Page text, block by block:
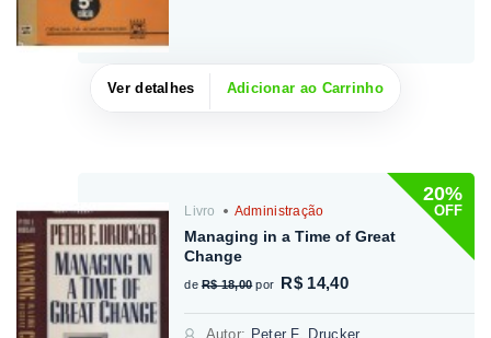
Ver detalhes Adicionar ao Carrinho
20%
OFF
Livro Administração
Managing in a Time of Great
Change
de R$ 18,00 por R$ 14,40
Autor: Peter F. Drucker